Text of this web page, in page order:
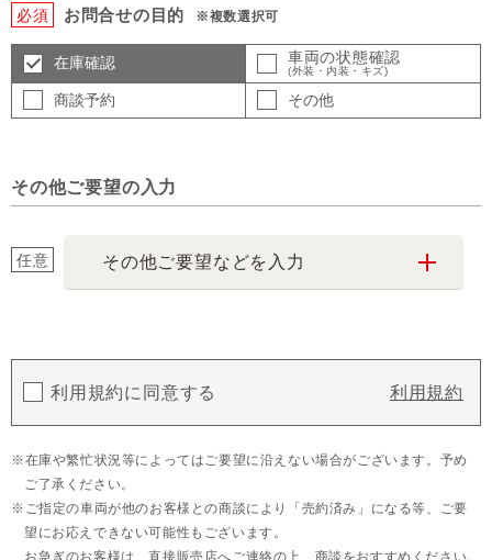
必須 お問合せの目的 ※複数選択可
在庫確認 車両の状態確認
(外装・内装・キズ)
商談予約 その他
その他ご要望の入力
任意 その他ご要望などを入力
利用規約に同意する 利用規約
在庫や繁忙状況等によってはご要望に沿えない場合がございます。予め
ご了承ください。
ご指定の車両が他のお客様との商談により「売約済み」になる等、ご要
望にお応えできない可能性もございます。
お急ぎのお客様は、直接販売店へご連絡の上、商談をおすすめください。